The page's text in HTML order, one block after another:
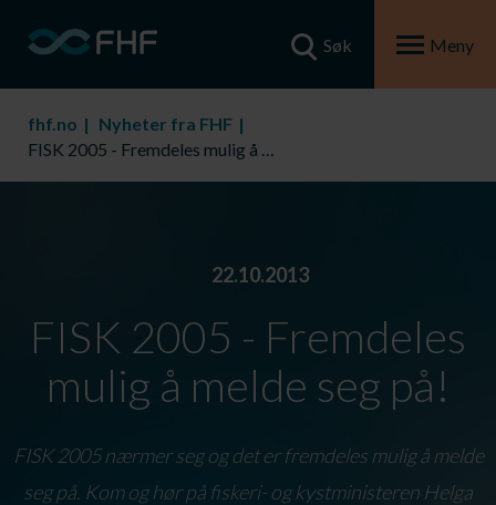
Søk Meny
fhf.no
Nyheter fra FHF
FISK 2005 - Fremdeles mulig å melde seg på!
22.10.2013
FISK 2005 - Fremdeles
mulig å melde seg på!
FISK 2005 nærmer seg og det er fremdeles mulig å melde
seg på. Kom og hør på fiskeri- og kystministeren Helga